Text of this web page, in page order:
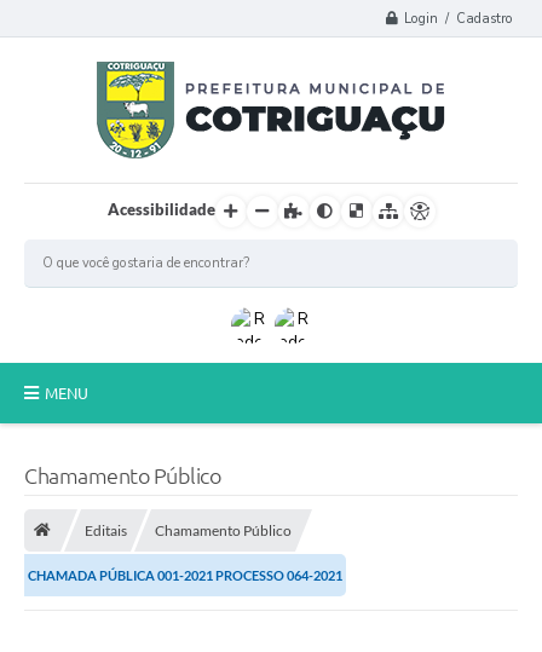
Login / Cadastro
Acessibilidade
MENU
A Prefeitura
Chamamento Público
Editais Chamamento Público
CHAMADA PÚBLICA 001-2021 PROCESSO 064-2021